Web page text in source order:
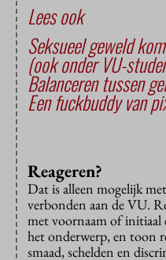
Lees ook
Seksueel geweld
(ook onder VU-
Balanceren tussen
Een fuckbuddy van
Reageren?
Dat is alleen mogelijk
verbonden aan de VU.
met voornaam of initiaal
het onderwerp, en toon
smaad, schelden en